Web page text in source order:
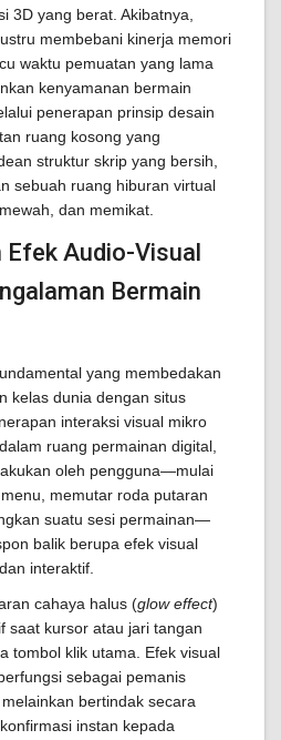
3D yang berat. Akibatnya,
membebani kinerja memori
waktu pemuatan yang lama
kenyamanan bermain
penerapan prinsip desain
ruang kosong yang
struktur skrip yang bersih,
sebuah ruang hiburan virtual
dan memikat.
Audio-Visual
Bermain
yang membedakan
kelas dunia dengan situs
interaksi visual mikro
ruang permainan digital,
oleh pengguna—mulai
memutar roda putaran
suatu sesi permainan—
balik berupa efek visual
interaktif.
cahaya halus (glow effect)
saat kursor atau jari tangan
tombol klik utama. Efek visual
sebagai pemanis
bertindak secara
instan kepada